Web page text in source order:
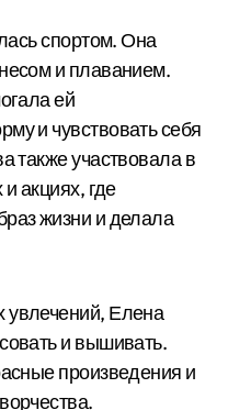
спортом. Она
и плаванием.
ей
и чувствовать себя
также участвовала в
акциях, где
жизни и делала
Елена
и вышивать.
произведения и